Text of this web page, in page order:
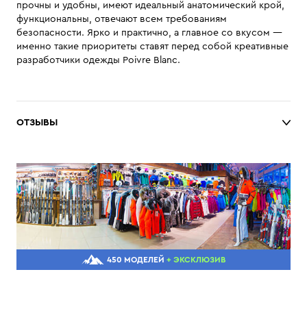
прочны и удобны, имеют идеальный анатомический крой,
функциональны, отвечают всем требованиям
безопасности. Ярко и практично, а главное со вкусом —
именно такие приоритеты ставят перед собой креативные
разработчики одежды Poivre Blanc.
ОТЗЫВЫ
450 МОДЕЛЕЙ + ЭКСКЛЮЗИВ